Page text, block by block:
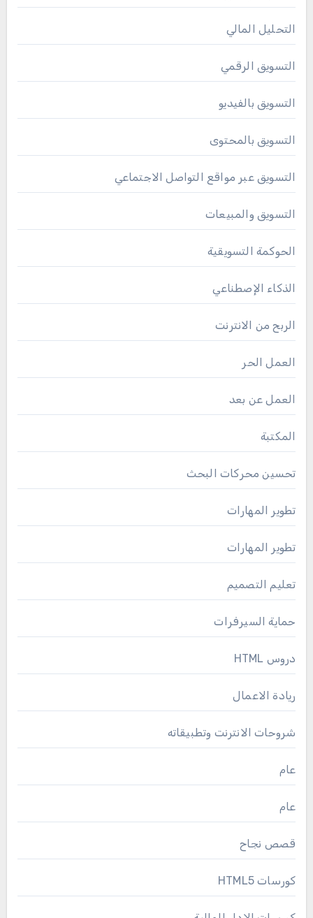
التحليل المالي
التسويق الرقمي
التسويق بالفيديو
التسويق بالمحتوى
التسويق عبر مواقع التواصل الاجتماعي
التسويق والمبيعات
الحوكمة التسويقية
الذكاء الإصطناعي
الربح من الانترنت
العمل الحر
العمل عن بعد
المكتبة
تحسين محركات البحث
تطوير المهارات
تطوير المهارات
تعليم التصميم
حماية السيرفرات
دروس HTML
ريادة الاعمال
شروحات الانترنت وتطبيقاته
عام
عام
قصص نجاح
كورسات HTML5